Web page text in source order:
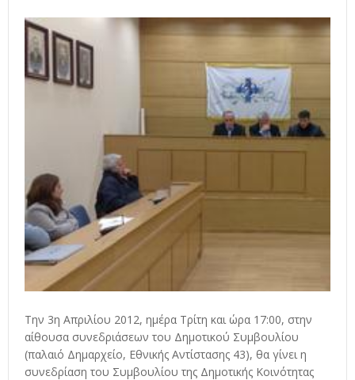
Την 3η Απριλίου 2012, ημέρα Τρίτη και ώρα 17:00, στην
αίθουσα συνεδριάσεων του Δημοτικού Συμβουλίου
(παλαιό Δημαρχείο, Εθνικής Αντίστασης 43), θα γίνει η
συνεδρίαση του Συμβουλίου της Δημοτικής Κοινότητας